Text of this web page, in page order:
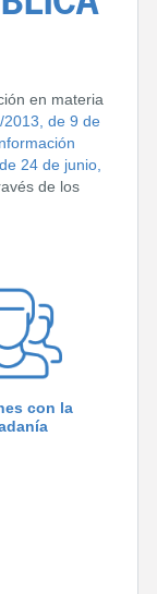
en materia
2013, de 9 de
24 de junio,
de los
con la